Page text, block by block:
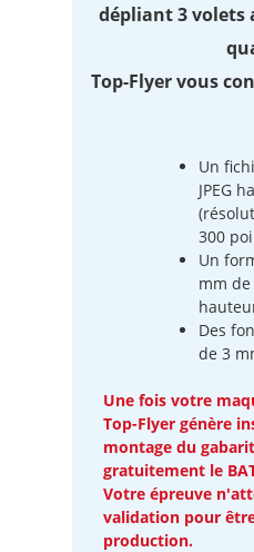
dépliant 3 volets
Top-Flyer vous
Un
JPEG
300
Un
mm
Des
de 3
Une fois votre
Top-Flyer génère
montage du
gratuitement le
Votre épreuve
validation pour
production.